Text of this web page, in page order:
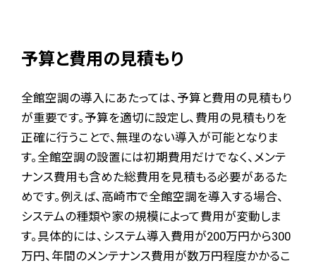
予算と費用の見積もり
全館空調の導入にあたっては、予算と費用の見積もり
が重要です。予算を適切に設定し、費用の見積もりを
正確に行うことで、無理のない導入が可能となりま
す。全館空調の設置には初期費用だけでなく、メンテ
ナンス費用も含めた総費用を見積もる必要があるた
めです。例えば、高崎市で全館空調を導入する場合、
システムの種類や家の規模によって費用が変動しま
す。具体的には、システム導入費用が200万円から300
万円、年間のメンテナンス費用が数万円程度かかるこ